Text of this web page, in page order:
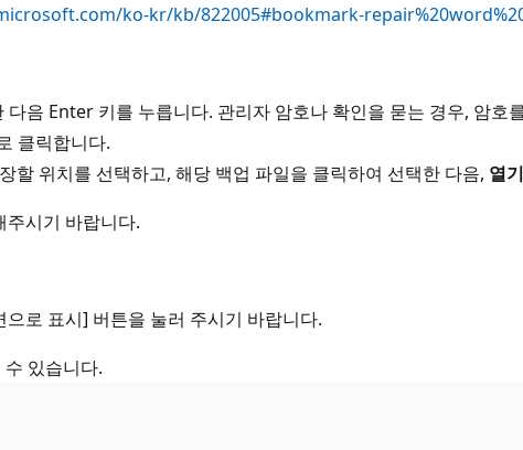
ko-kr/kb/822005#bookmark-
음 Enter 키를 누릅니다. 관리자 암호나 확인을 묻는 경우, 암호
클릭합니다.
할 위치를 선택하고, 해당 백업 파일을 클릭하여 선택한 다음, 열기
시기 바랍니다.
로 표시] 버튼을 눌러 주시기 바랍니다.
있습니다.